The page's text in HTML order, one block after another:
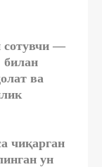
сотувчи —
билан
ва
чиқарган
ун